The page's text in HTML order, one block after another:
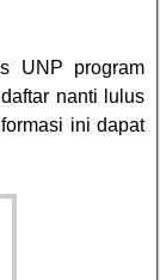
UNP program
nanti lulus
ini dapat